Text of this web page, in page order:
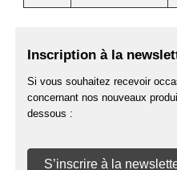
Inscription à la
Si vous souhaitez recevoir
concernant nos nouveaux
dessous :
S’inscrire à la